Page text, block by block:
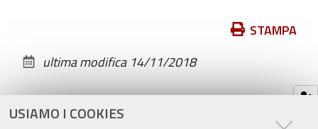
USIAMO I COOKIES
documento
STAMPA
ultima modifica 14/11/2018